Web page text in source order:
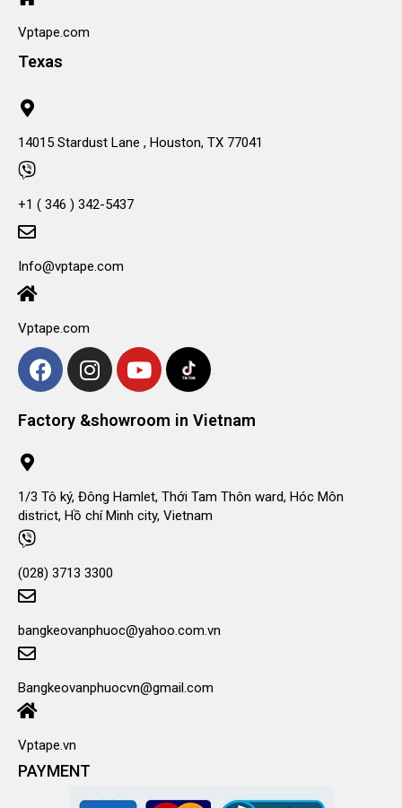
Vptape.com
Texas
14015 Stardust Lane , Houston, TX 77041
+1 ( 346 ) 342-5437
Info@vptape.com
Vptape.com
Factory &showroom in Vietnam
1/3 Tô ký, Đông Hamlet, Thới Tam Thôn ward, Hóc Môn
district, Hồ chí Minh city, Vietnam
(028) 3713 3300
bangkeovanphuoc@yahoo.com.vn
Bangkeovanphuocvn@gmail.com
Vptape.vn
PAYMENT